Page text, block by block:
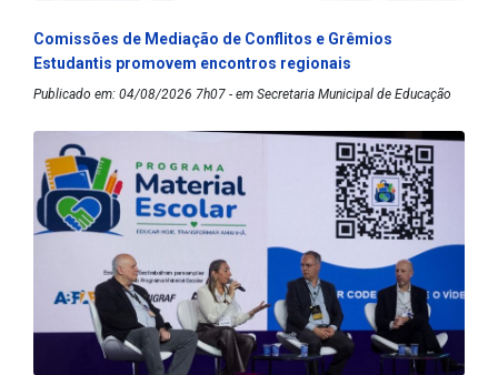
Comissões de Mediação de Conflitos e Grêmios
Estudantis promovem encontros regionais
Publicado em: 04/08/2026 7h07 - em Secretaria Municipal de Educação